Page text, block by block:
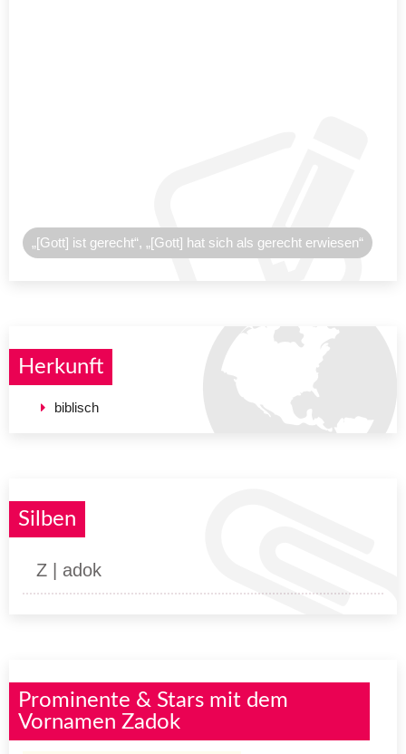
„[Gott] ist gerecht“, „[Gott] hat sich als gerecht erwiesen“
Herkunft
biblisch
Silben
Z | adok
Prominente & Stars mit dem
Vornamen Zadok